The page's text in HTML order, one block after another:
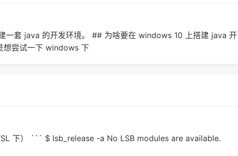
一套 java 的开发环境。 ## 为啥要在 windows 10 上搭建 java 开
想尝试一下 windows 下
下） ``` $ lsb_release -a No LSB modules are available.